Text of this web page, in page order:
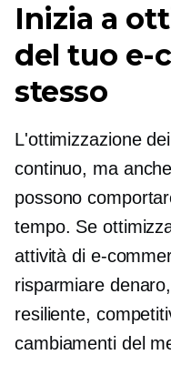
Inizia a
del tuo e-
stesso
L'ottimizzazione
continuo, ma
possono
tempo. Se
attività di e-
risparmiare
resiliente,
cambiamenti del